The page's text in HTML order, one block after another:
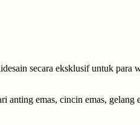
secara eksklusif untuk
anting emas, cincin emas,